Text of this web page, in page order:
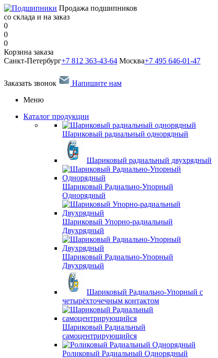
Продажа подшипников
со склада и на заказ
0
0
0
Корзина заказа
Санкт-Петербург+7 812 363-43-64 Москва+7 495 646-01-47
Заказать звонок
Напишите нам
Меню
Каталог продукции
Шариковый радиальный однорядный
Шариковый радиальный двухрядный
Шариковый Радиально-Упорный
Однорядный
Шариковый Упорно-радиальный
Двухрядный
Шариковый Радиально-Упорный
Двухрядный
Шариковый Радиально-Упорный с
четырёхточечным контактом
Шариковый Радиальный
самоцентрирующийся
Роликовый Радиальный Однорядный